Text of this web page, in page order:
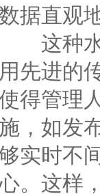
据直观
这种水
用先进的
得管理
，如发
够实时不
。这样